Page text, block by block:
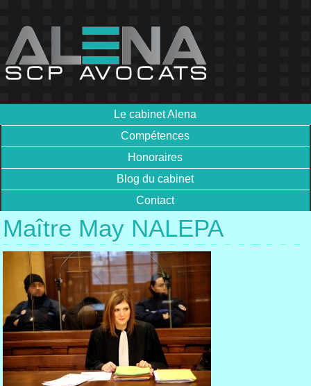
Le cabinet Alena
Compétences
Honoraires
Blog du cabinet
Contact
Maître May NALEPA